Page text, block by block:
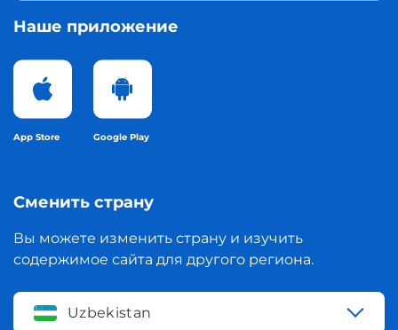
Наше приложение
App Store Google Play
Сменить страну
Вы можете изменить страну и изучить
содержимое сайта для другого региона.
Uzbekistan